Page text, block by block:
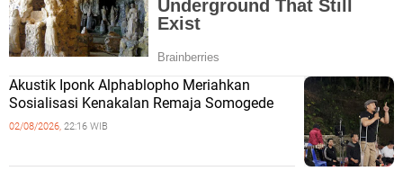
Akustik Iponk Alphablopho Meriahkan
Sosialisasi Kenakalan Remaja Somogede
02/08/2026, 22:16 WIB